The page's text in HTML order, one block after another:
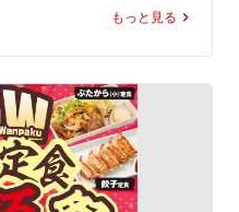
望のままにかきこんでくだ
に、旨みを凝縮した漆黒の
。
ラチャーシュー、にんに
ムとパンチ力を一段と高め
もっと見る